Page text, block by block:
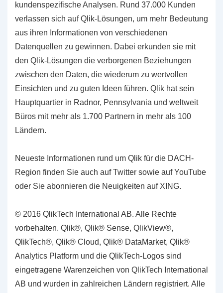
kundenspezifische Analysen. Rund 37.000 Kunden
verlassen sich auf Qlik-Lösungen, um mehr Bedeutung
aus ihren Informationen von verschiedenen
Datenquellen zu gewinnen. Dabei erkunden sie mit
den Qlik-Lösungen die verborgenen Beziehungen
zwischen den Daten, die wiederum zu wertvollen
Einsichten und zu guten Ideen führen. Qlik hat sein
Hauptquartier in Radnor, Pennsylvania und weltweit
Büros mit mehr als 1.700 Partnern in mehr als 100
Ländern.
Neueste Informationen rund um Qlik für die DACH-
Region finden Sie auch auf Twitter sowie auf YouTube
oder Sie abonnieren die Neuigkeiten auf XING.
© 2016 QlikTech International AB. Alle Rechte
vorbehalten. Qlik®, Qlik® Sense, QlikView®,
QlikTech®, Qlik® Cloud, Qlik® DataMarket, Qlik®
Analytics Platform und die QlikTech-Logos sind
eingetragene Warenzeichen von QlikTech International
AB und wurden in zahlreichen Ländern registriert. Alle